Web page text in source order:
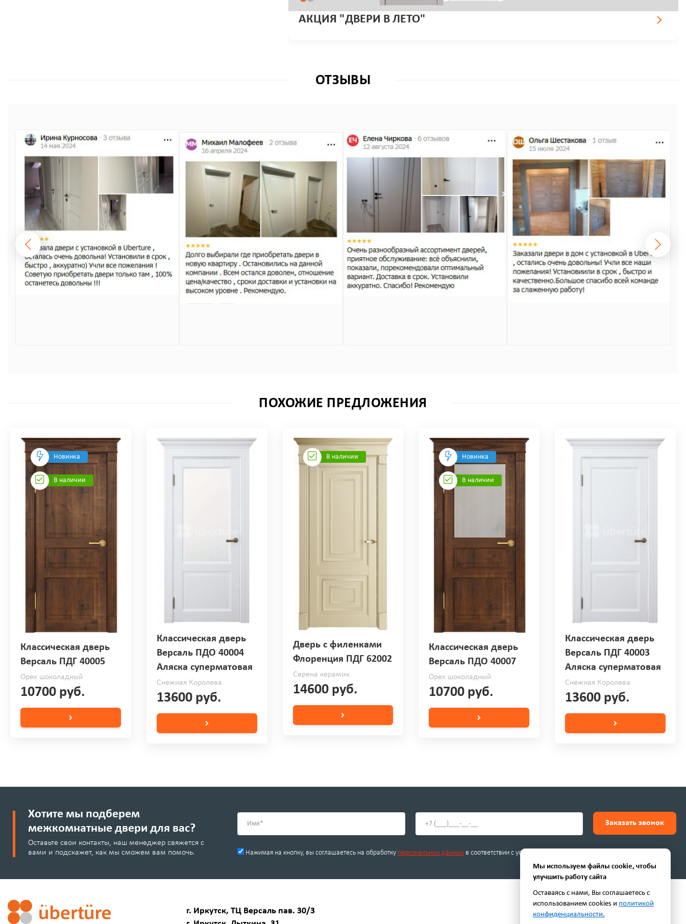
АКЦИЯ "ДВЕРИ В ЛЕТО"
ОТЗЫВЫ
ПОХОЖИЕ ПРЕДЛОЖЕНИЯ
Новинка
В наличии
Классическая дверь
Версаль ПДГ 40005
Орех шоколадный
10700 руб.
Классическая дверь
Версаль ПДО 40004
Аляска суперматовая
Снежная Королева
13600 руб.
В наличии
Дверь с филенками
Флоренция ПДГ 62002
Серена керамик
14600 руб.
Новинка
В наличии
Классическая дверь
Версаль ПДО 40007
Орех шоколадный
10700 руб.
Классическая дверь
Версаль ПДГ 40003
Аляска суперматовая
Снежная Королева
13600 руб.
Хотите мы подберем
межкомнатные двери для вас?
Оставьте свои контакты, наш менеджер свяжется с
вами и подскажет, как мы сможем вам помочь.
Заказать звонок
Нажимая на кнопку, вы соглашаетесь на обработку персональных данныхв соответствии с условиями.
г. Иркутск, ТЦ Версаль пав. 30/3
Мы используем файлы cookie, чтобы
улучшить работу сайта
Оставаясь с нами, Вы соглашаетесь с
использованием cookies и политикой
конфиденциальности.